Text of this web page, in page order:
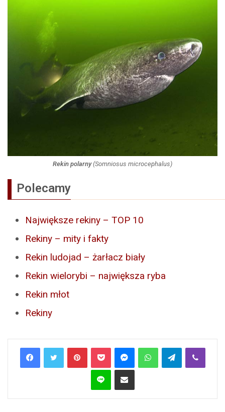
Rekin polarny(Somniosus microcephalus)
Polecamy
Największe rekiny – TOP 10
Rekiny – mity i fakty
Rekin ludojad – żarłacz biały
Rekin wielorybi – największa ryba
Rekin młot
Rekiny
PinterestPocket MessengerWhatsAppTelegramViber
Line Share via Email